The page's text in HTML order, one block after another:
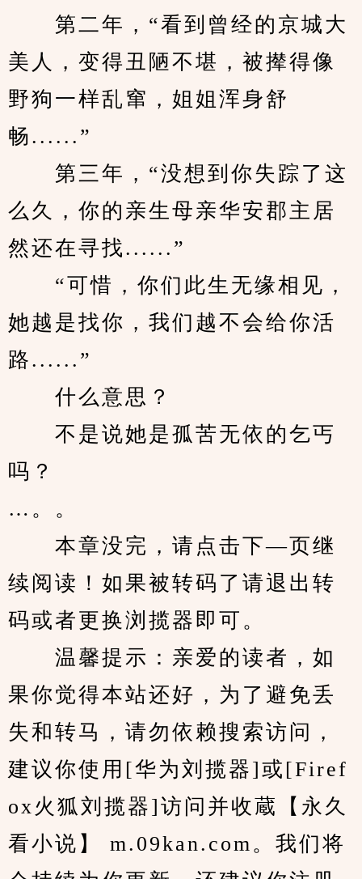
第二年，“看到曾经的京城大
美人，变得丑陋不堪，被撵得像
野狗一样乱窜，姐姐浑身舒
畅......”
第三年，“没想到你失踪了这
么久，你的亲生母亲华安郡主居
然还在寻找......”
“可惜，你们此生无缘相见，
她越是找你，我们越不会给你活
路......”
什么意思？
不是说她是孤苦无依的乞丐
吗？
…。。
本章没完，请点击下—页继
续阅读！如果被转码了请退出转
码或者更换浏揽器即可。
温馨提示：亲爱的读者，如
果你觉得本站还好，为了避免丢
失和转马，请勿依赖搜索访问，
建议你使用[华为刘揽器]或[Firef
ox火狐刘揽器]访问并收蔵【永久
看小说】 m.09kan.com。我们将